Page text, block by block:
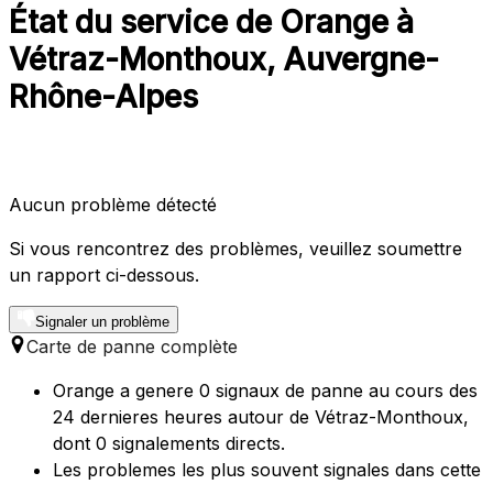
État du service de Orange à
Vétraz-Monthoux, Auvergne-
Rhône-Alpes
Aucun problème détecté
Si vous rencontrez des problèmes, veuillez soumettre
un rapport ci-dessous.
Signaler un problème
Carte de panne complète
Orange a genere 0 signaux de panne au cours des
24 dernieres heures autour de Vétraz-Monthoux,
dont 0 signalements directs.
Les problemes les plus souvent signales dans cette